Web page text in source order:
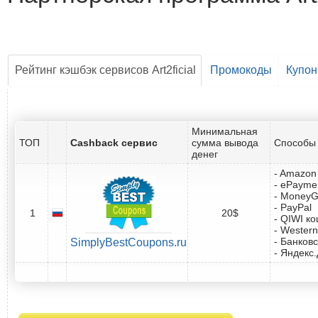
Рейтинг кэшбэк сервисов Art2ficial Промокоды
ТОП Cashback сервис
Минимальная
сумма вывода
денег
Способы
1
SimplyBestCoupons.ru
20$
-
-
-
- PayPal
- QIWI
-
-
-